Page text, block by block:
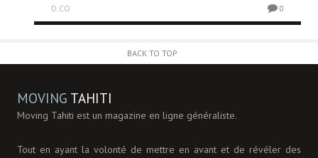
D.CO 0
BACK TO TOP
MOVING TAHITI
Moving Tahiti est un magazine en ligne généraliste.
Tout en ayant la volonté de mettre en avant et de révéler des